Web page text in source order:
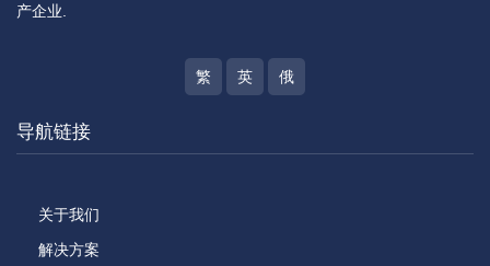
产企业.
繁 英 俄
导航链接
关于我们
解决方案